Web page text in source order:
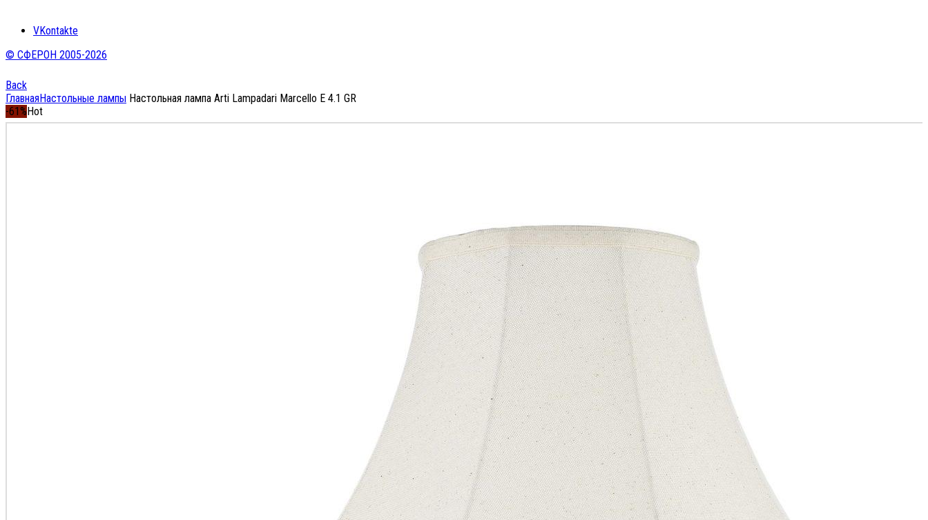
VKontakte
© СФЕРОН 2005-2026
Back
ГлавнаяНастольные лампы Настольная лампа Arti Lampadari Marcello E 4.1 GR
-61% Hot